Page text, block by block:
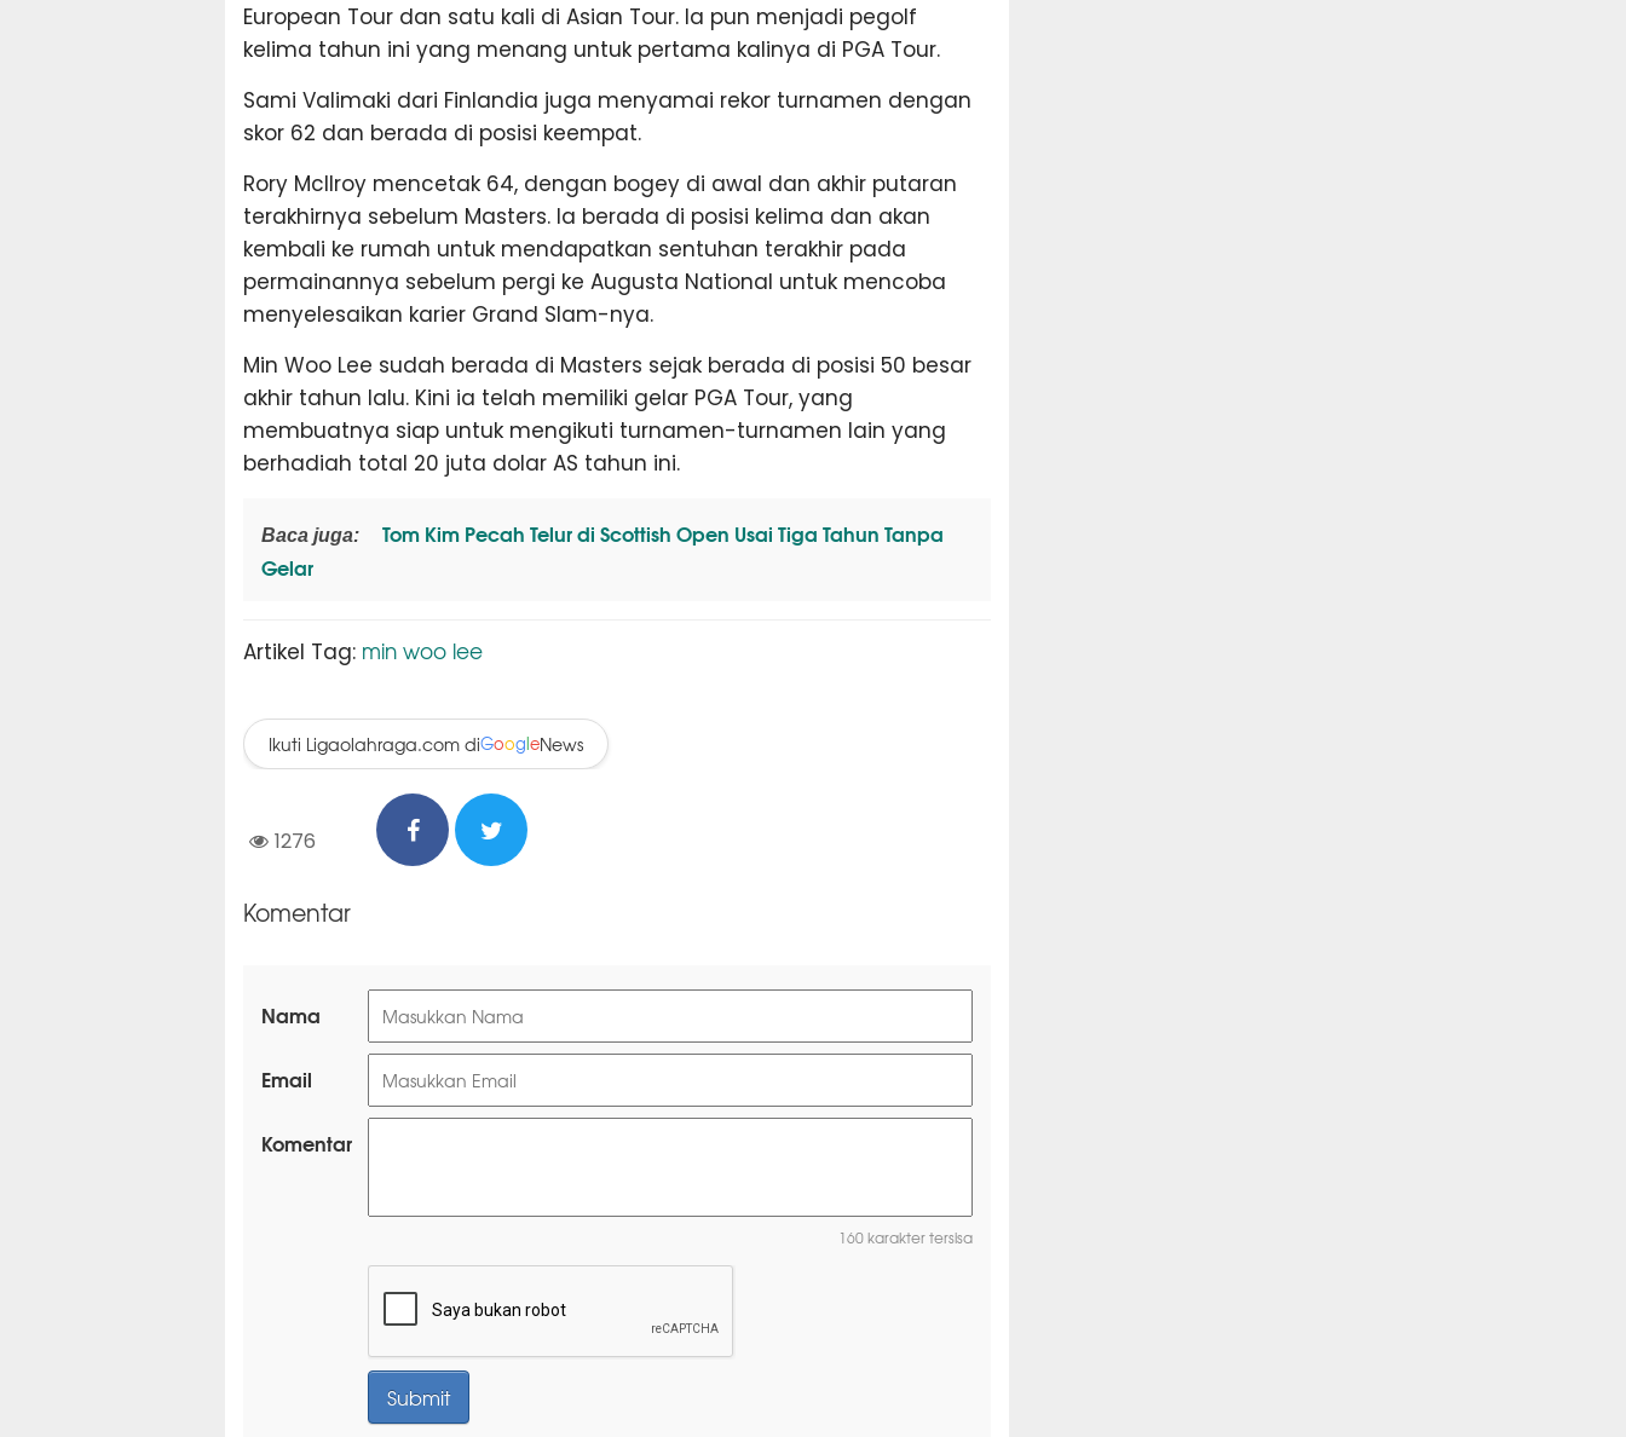
European Tour dan satu kali di Asian Tour. Ia pun menjadi pegolf
kelima tahun ini yang menang untuk pertama kalinya di PGA Tour.
Sami Valimaki dari Finlandia juga menyamai rekor turnamen dengan
skor 62 dan berada di posisi keempat.
Rory McIlroy mencetak 64, dengan bogey di awal dan akhir putaran
terakhirnya sebelum Masters. Ia berada di posisi kelima dan akan
kembali ke rumah untuk mendapatkan sentuhan terakhir pada
permainannya sebelum pergi ke Augusta National untuk mencoba
menyelesaikan karier Grand Slam-nya.
Min Woo Lee sudah berada di Masters sejak berada di posisi 50 besar
akhir tahun lalu. Kini ia telah memiliki gelar PGA Tour, yang
membuatnya siap untuk mengikuti turnamen-turnamen lain yang
berhadiah total 20 juta dolar AS tahun ini.
Baca juga:
Tom Kim Pecah Telur di Scottish Open Usai Tiga Tahun Tanpa
Gelar
Artikel Tag: min woo lee
Ikuti Ligaolahraga.com diGoogleNews
1276
Komentar
Nama
Email
Komentar
160 karakter tersisa